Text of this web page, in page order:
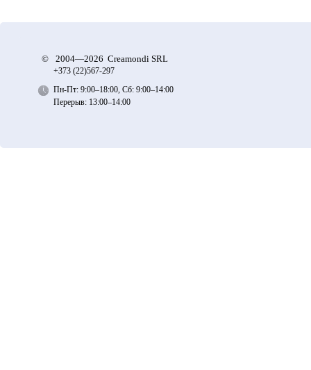
© 2004—2026 Creamondi SRL
+373 (22)567-297
Пн-Пт: 9:00–18:00, Сб: 9:00–14:00
Перерыв: 13:00–14:00